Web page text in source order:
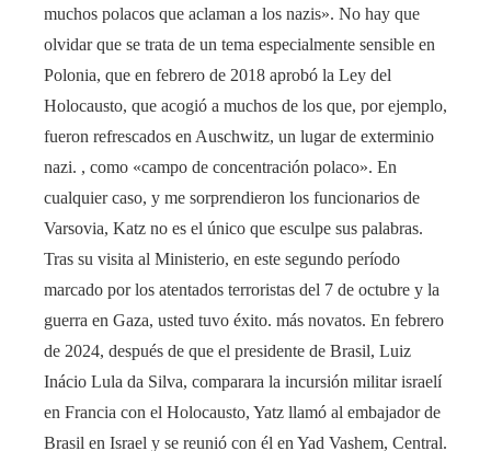
muchos polacos que aclaman a los nazis». No hay que
olvidar que se trata de un tema especialmente sensible en
Polonia, que en febrero de 2018 aprobó la Ley del
Holocausto, que acogió a muchos de los que, por ejemplo,
fueron refrescados en Auschwitz, un lugar de exterminio
nazi. , como «campo de concentración polaco». En
cualquier caso, y me sorprendieron los funcionarios de
Varsovia, Katz no es el único que esculpe sus palabras.
Tras su visita al Ministerio, en este segundo período
marcado por los atentados terroristas del 7 de octubre y la
guerra en Gaza, usted tuvo éxito. más novatos. En febrero
de 2024, después de que el presidente de Brasil, Luiz
Inácio Lula da Silva, comparara la incursión militar israelí
en Francia con el Holocausto, Yatz llamó al embajador de
Brasil en Israel y se reunió con él en Yad Vashem, Central.